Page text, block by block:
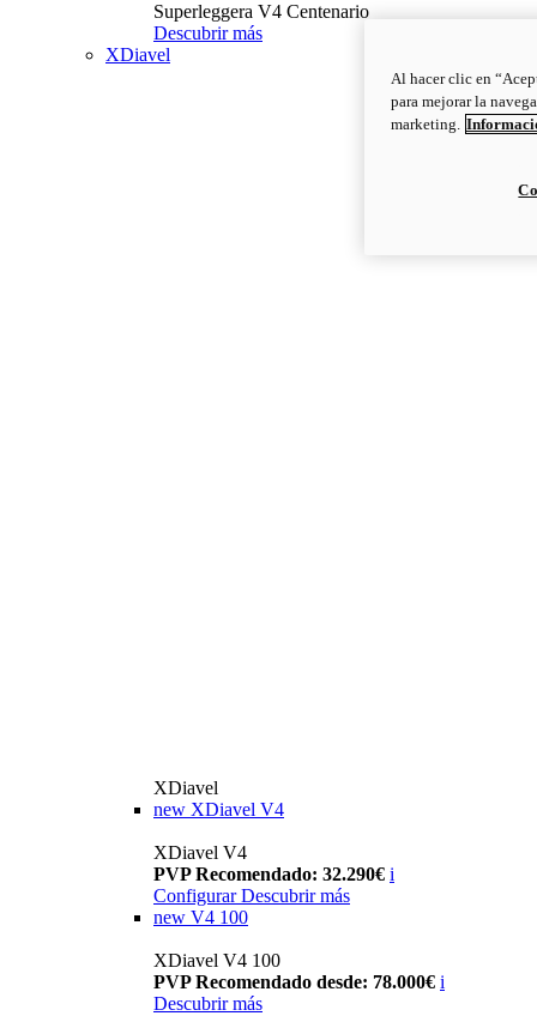
Superleggera V4 Centenario
Descubrir más
XDiavel
XDiavel
new XDiavel V4
XDiavel V4
PVP Recomendado: 32.290€ i
Configurar Descubrir más
new V4 100
XDiavel V4 100
PVP Recomendado desde: 78.000€ i
Descubrir más
Al hacer clic en
para mejorar la
marketing.